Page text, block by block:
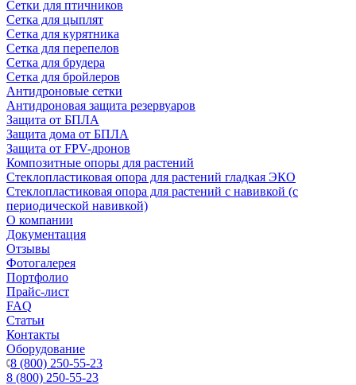
Сетки для птичников
Сетка для цыплят
Сетка для курятника
Сетка для перепелов
Сетка для брудера
Сетка для бройлеров
Антидроновые сетки
Антидроновая защита резервуаров
Защита от БПЛА
Защита дома от БПЛА
Защита от FPV-дронов
Композитные опоры для растений
Стеклопластиковая опора для растений гладкая ЭКО
Стеклопластиковая опора для растений с навивкой (с
периодической навивкой)
О компании
Документация
Отзывы
Фотогалерея
Портфолио
Прайс-лист
FAQ
Статьи
Контакты
Оборудование
8 (800) 250-55-23
8 (800) 250-55-23